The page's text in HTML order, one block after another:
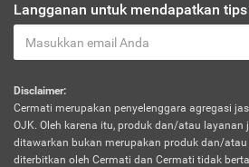
Langganan untuk mendapatkan
Disclaimer:
Cermati merupakan penyelenggara agregasi
OJK. Oleh karena itu, produk dan/atau layanan
ditawarkan bukan merupakan produk dan/
diterbitkan oleh Cermati dan Cermati tidak